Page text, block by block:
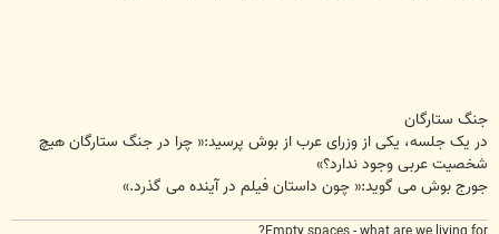
جنگ ستارگان
در یک جلسه، یکی از وزرای عرب از بوش پرسید:« چرا در جنگ ستارگان هیچ
شخصیت عربی وجود ندارد؟»
جورج بوش می گوید:« چون داستان فیلم در آینده می گذرد.»